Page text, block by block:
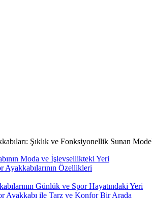
Şıklık ve Fonksiyonellik Sunan
Moda ve İşlevsellikteki Yeri
Ayakkabılarının Özellikleri
Günlük ve Spor Hayatındaki Yeri
Ayakkabı ile Tarz ve Konfor Bir Arada